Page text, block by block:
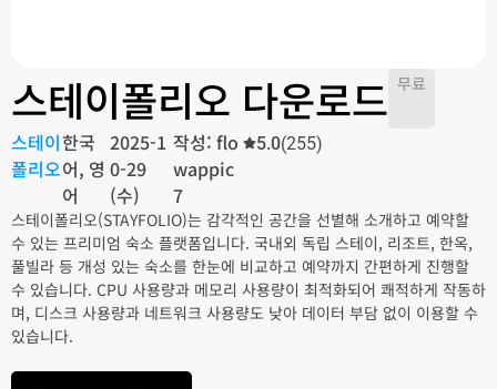
스테이폴리오 다운로드 무료
스테이
폴리오
한국
어, 영
어
2025-1
0-29
(수)
작성: flo
wappic
7
5.0(255)
스테이폴리오(STAYFOLIO)는 감각적인 공간을 선별해 소개하고 예약할
수 있는 프리미엄 숙소 플랫폼입니다. 국내외 독립 스테이, 리조트, 한옥,
풀빌라 등 개성 있는 숙소를 한눈에 비교하고 예약까지 간편하게 진행할
수 있습니다. CPU 사용량과 메모리 사용량이 최적화되어 쾌적하게 작동하
며, 디스크 사용량과 네트워크 사용량도 낮아 데이터 부담 없이 이용할 수
있습니다.